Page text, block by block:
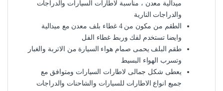
ميدالية معدن ، مناسبة لاطارات السيارات والدراجات
والدراجات النارية
الطقم من مكون من 4 غطاء بلف معدن مع ميدالية
وايضا تستخدم لفك وربط غطاء الفل
طقم البلف يحمى صمام هواء السيارة من الاتربة والغبار
وتسرب الهواء البسيط
يعطى شكل جمالى لاطارات السيارات ومتوافق مع
جميع انواع الاطارات للسيارات والشاحنات والدراجات